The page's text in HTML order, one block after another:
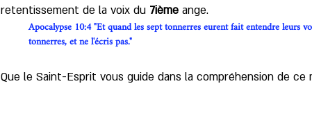
retentissement de la voix du 7ième ange.
Apocalypse 10:4 "Et quand les sept tonnerres eurent fait entendre
tonnerres, et ne l'écris pas."
Que le Saint-Esprit vous guide dans la compréhension de ce